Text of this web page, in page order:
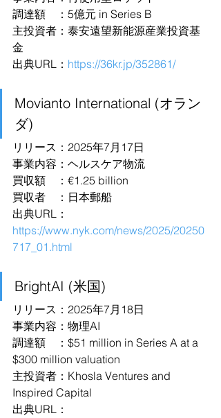
調達額　：5億元 in Series B
主投資者：泰安遠望新能源産業投資基
金
出典URL： https://36kr.jp/352861/
Movianto International (オラン
ダ)
リリース：2025年7月17日
事業内容：ヘルスケア物流
買収額　：€1.25 billion
買収者　：日本郵船
出典URL：
https://www.nyk.com/news/2025/20250
717_01.html
BrightAI (米国)
リリース：2025年7月18日
事業内容：物理AI
調達額　：$51 million in Series A at a
$300 million valuation
主投資者：Khosla Ventures and
Inspired Capital
出典URL：